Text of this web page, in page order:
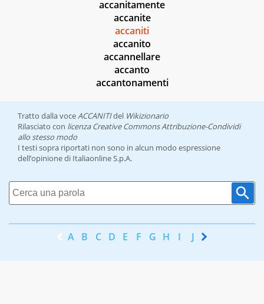
accanitamente
accanite
accaniti
accanito
accannellare
accanto
accantonamenti
Tratto dalla voceACCANITIdel Wikizionario
Rilasciato con licenza Creative Commons Attribuzione-Condividi
allo stesso modo
I testi sopra riportati non sono in alcun modo espressione
dell’opinione di Italiaonline S.p.A.
A B C D E F G H I J K